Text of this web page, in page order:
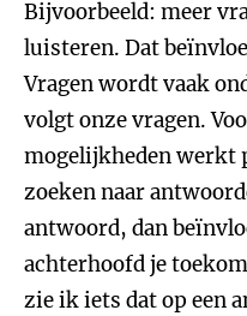
Bijvoorbeeld: meer
luisteren. Dat
Vragen wordt vaak
volgt onze vragen.
mogelijkheden werkt
zoeken naar
antwoord, dan
achterhoofd je
zie ik iets dat op een